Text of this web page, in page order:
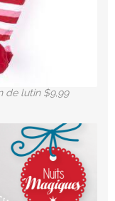
de lutin $9,99